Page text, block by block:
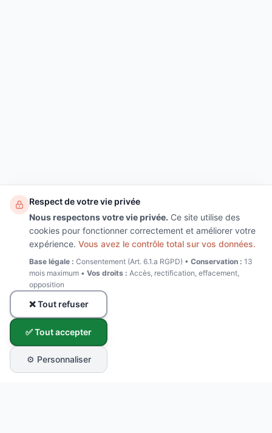
Respect de votre vie privée
Nous respectons votre vie privée. Ce site utilise des
cookies pour fonctionner correctement et améliorer votre
expérience. Vous avez le contrôle total sur vos données.
Base légale : Consentement (Art. 6.1.a RGPD) • Conservation : 13
mois maximum • Vos droits : Accès, rectification, effacement,
opposition
❌ Tout refuser
✅ Tout accepter
⚙️ Personnaliser